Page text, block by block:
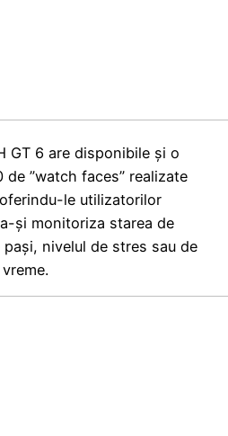
GT 6 are disponibile și o
de ”watch faces” realizate
le utilizatorilor
și monitoriza starea de
nivelul de stres sau de